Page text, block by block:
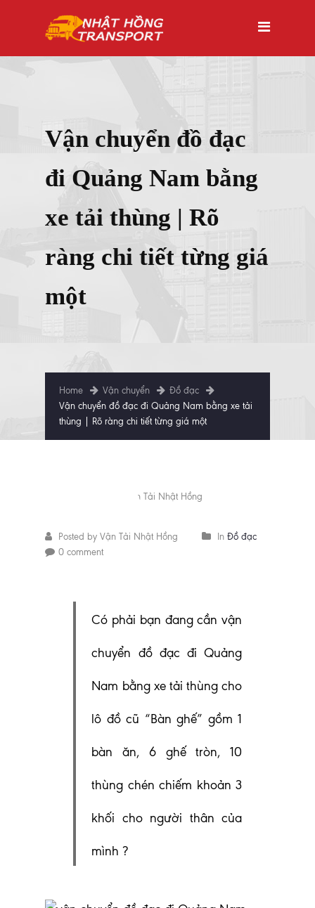
Vận chuyển đồ đạc
đi Quảng Nam bằng
xe tải thùng | Rõ
ràng chi tiết từng giá
một
Home Vận chuyển
Đồ đạc
Vận chuyển đồ đạc đi Quảng Nam bằng xe tải
thùng | Rõ ràng chi tiết từng giá một
Posted by Vận Tải Nhật Hồng In Đồ đạc
0 comment
Có phải bạn đang cần vận
chuyển đồ đạc đi Quảng
Nam bằng xe tải thùng cho
lô đồ cũ “Bàn ghế” gồm 1
bàn ăn, 6 ghế tròn, 10
thùng chén chiếm khoản 3
khối cho người thân của
mình ?